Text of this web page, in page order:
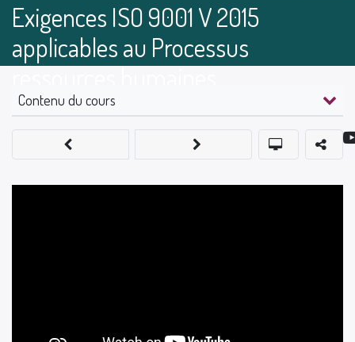
Exigences ISO 9001 V 2015
applicables au Processus
Contenu du cours